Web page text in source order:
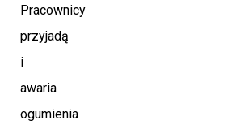
Pracownicy
przyjadą
i
awaria
ogumienia